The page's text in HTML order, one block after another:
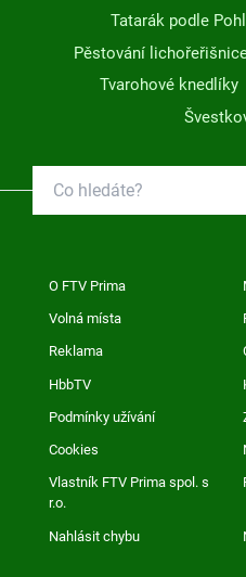
Tatarák podle
Pěstování
Tvarohové knedlíky
O FTV Prima
Volná místa
Reklama
HbbTV
Podmínky užívání
Cookies
Vlastník FTV Prima spol. s
r.o.
Nahlásit chybu